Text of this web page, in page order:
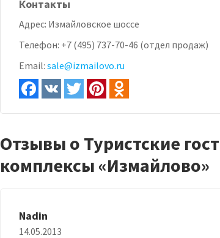
Контакты
Адрес: Измайловское шоссе
Телефон: +7 (495) 737-70-46 (отдел продаж)
Email: sale@izmailovo.ru
Отзывы о Туристские
комплексы «Измайлово»
Nadin
14.05.2013